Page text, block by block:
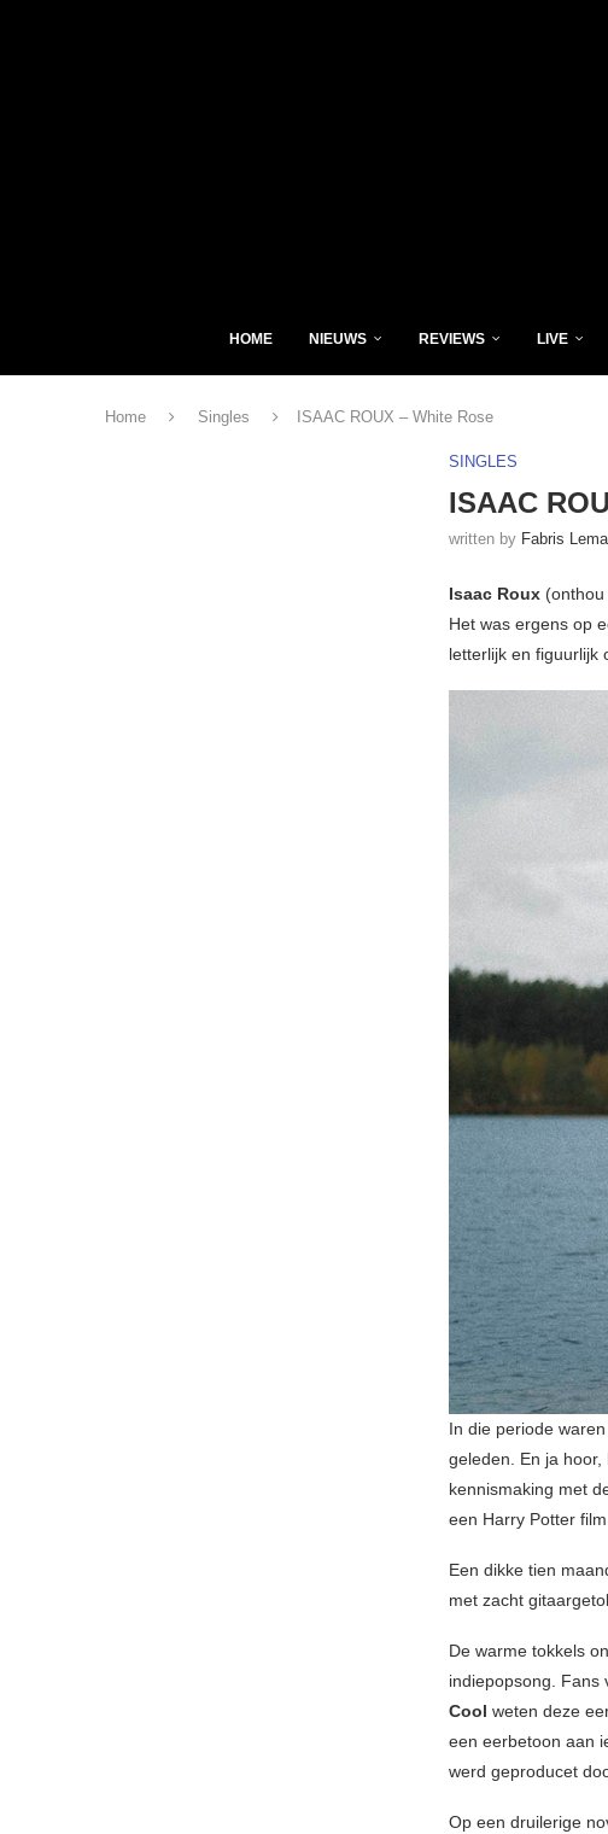
HOME NIEUWS REVIEWS LIVE
Home Singles ISAAC ROUX – White Rose
SINGLES
ISAAC
written by Fabris
Isaac Roux
Het was ergens op
letterlijk en figuurlijk
In die periode
geleden. En ja
kennismaking met
een Harry Potter
Een dikke tien
met zacht
De warme tokkels
indiepopsong. Fans
Cool weten deze
een eerbetoon aan
werd geproducet
Op een druilerige